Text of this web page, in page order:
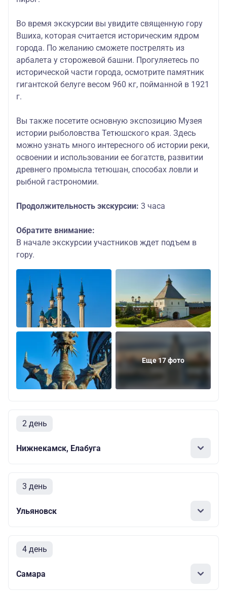
Во время экскурсии вы увидите священную гору
Вшиха, которая считается историческим ядром
города. По желанию сможете пострелять из
арбалета у сторожевой башни. Прогуляетесь по
исторической части города, осмотрите памятник
гигантской белуге весом 960 кг, пойманной в 1921
г.
Вы также посетите основную экспозицию Музея
истории рыболовства Тетюшского края. Здесь
можно узнать много интересного об истории реки,
освоении и использовании ее богатств, развитии
древнего промысла тетюшан, способах ловли и
рыбной гастрономии.
Продолжительность экскурсии: 3 часа
Обратите внимание:
В начале экскурсии участников ждет подъем в
гору.
Еще 17 фото
2 день
Нижнекамск, Елабуга
3 день
Ульяновск
4 день
Самара